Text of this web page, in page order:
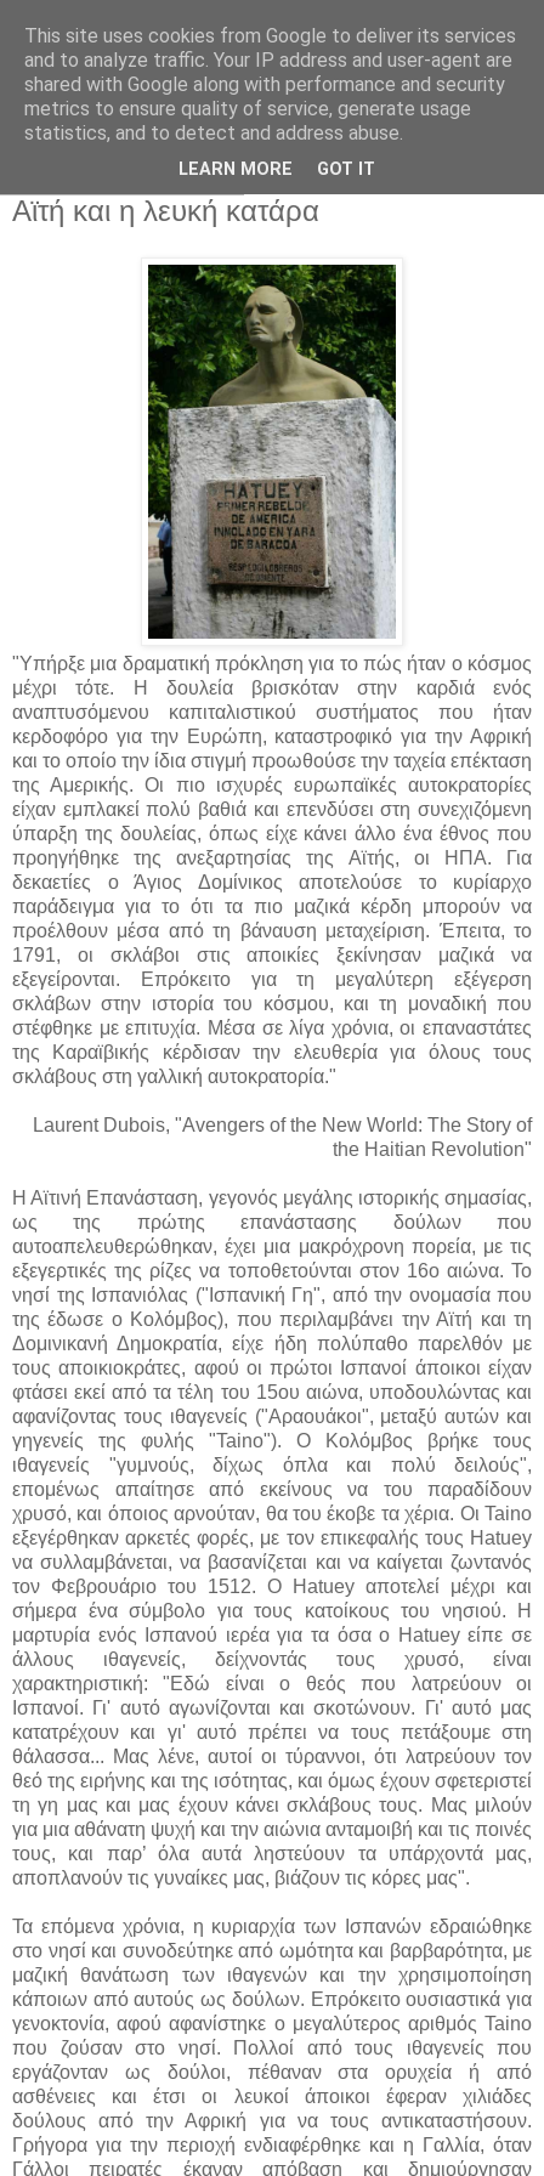
Αϊτή και η λευκή κατάρα
"Υπήρξε μια δραματική πρόκληση για το πώς ήταν ο κόσμος
μέχρι τότε. Η δουλεία βρισκόταν στην καρδιά ενός
αναπτυσόμενου καπιταλιστικού συστήματος που ήταν
κερδοφόρο για την Ευρώπη, καταστροφικό για την Αφρική
και το οποίο την ίδια στιγμή προωθούσε την ταχεία επέκταση
της Αμερικής. Οι πιο ισχυρές ευρωπαϊκές αυτοκρατορίες
είχαν εμπλακεί πολύ βαθιά και επενδύσει στη συνεχιζόμενη
ύπαρξη της δουλείας, όπως είχε κάνει άλλο ένα έθνος που
προηγήθηκε της ανεξαρτησίας της Αϊτής, οι ΗΠΑ. Για
δεκαετίες ο Άγιος Δομίνικος αποτελούσε το κυρίαρχο
παράδειγμα για το ότι τα πιο μαζικά κέρδη μπορούν να
προέλθουν μέσα από τη βάναυση μεταχείριση. Έπειτα, το
1791, οι σκλάβοι στις αποικίες ξεκίνησαν μαζικά να
εξεγείρονται. Επρόκειτο για τη μεγαλύτερη εξέγερση
σκλάβων στην ιστορία του κόσμου, και τη μοναδική που
στέφθηκε με επιτυχία. Μέσα σε λίγα χρόνια, οι επαναστάτες
της Καραϊβικής κέρδισαν την ελευθερία για όλους τους
σκλάβους στη γαλλική αυτοκρατορία."
Laurent Dubois, "Avengers of the New World: The Story of
the Haitian Revolution"
Η Αϊτινή Επανάσταση, γεγονός μεγάλης ιστορικής σημασίας,
ως της πρώτης επανάστασης δούλων που
αυτοαπελευθερώθηκαν, έχει μια μακρόχρονη πορεία, με τις
εξεγερτικές της ρίζες να τοποθετούνται στον 16ο αιώνα. Το
νησί της Ισπανιόλας ("Ισπανική Γη", από την ονομασία που
της έδωσε ο Κολόμβος), που περιλαμβάνει την Αϊτή και τη
Δομινικανή Δημοκρατία, είχε ήδη πολύπαθο παρελθόν με
τους αποικιοκράτες, αφού οι πρώτοι Ισπανοί άποικοι είχαν
φτάσει εκεί από τα τέλη του 15ου αιώνα, υποδουλώντας και
αφανίζοντας τους ιθαγενείς ("Αραουάκοι", μεταξύ αυτών και
γηγενείς της φυλής "Taino"). Ο Κολόμβος βρήκε τους
ιθαγενείς "γυμνούς, δίχως όπλα και πολύ δειλούς",
επομένως απαίτησε από εκείνους να του παραδίδουν
χρυσό, και όποιος αρνούταν, θα του έκοβε τα χέρια. Οι Taino
εξεγέρθηκαν αρκετές φορές, με τον επικεφαλής τους Hatuey
να συλλαμβάνεται, να βασανίζεται και να καίγεται ζωντανός
τον Φεβρουάριο του 1512. Ο Hatuey αποτελεί μέχρι και
σήμερα ένα σύμβολο για τους κατοίκους του νησιού. Η
μαρτυρία ενός Ισπανού ιερέα για τα όσα ο Hatuey είπε σε
άλλους ιθαγενείς, δείχνοντάς τους χρυσό, είναι
χαρακτηριστική: "Εδώ είναι ο θεός που λατρεύουν οι
Ισπανοί. Γι' αυτό αγωνίζονται και σκοτώνουν. Γι' αυτό μας
κατατρέχουν και γι' αυτό πρέπει να τους πετάξουμε στη
θάλασσα... Μας λένε, αυτοί οι τύραννοι, ότι λατρεύουν τον
θεό της ειρήνης και της ισότητας, και όμως έχουν σφετεριστεί
τη γη μας και μας έχουν κάνει σκλάβους τους. Μας μιλούν
για μια αθάνατη ψυχή και την αιώνια ανταμοιβή και τις ποινές
τους, και παρ’ όλα αυτά ληστεύουν τα υπάρχοντά μας,
αποπλανούν τις γυναίκες μας, βιάζουν τις κόρες μας".
Τα επόμενα χρόνια, η κυριαρχία των Ισπανών εδραιώθηκε
στο νησί και συνοδεύτηκε από ωμότητα και βαρβαρότητα, με
μαζική θανάτωση των ιθαγενών και την χρησιμοποίηση
κάποιων από αυτούς ως δούλων. Επρόκειτο ουσιαστικά για
γενοκτονία, αφού αφανίστηκε ο μεγαλύτερος αριθμός Taino
που ζούσαν στο νησί. Πολλοί από τους ιθαγενείς που
εργάζονταν ως δούλοι, πέθαναν στα ορυχεία ή από
ασθένειες και έτσι οι λευκοί άποικοι έφεραν χιλιάδες
δούλους από την Αφρική για να τους αντικαταστήσουν.
Γρήγορα για την περιοχή ενδιαφέρθηκε και η Γαλλία, όταν
Γάλλοι πειρατές έκαναν απόβαση και δημιούργησαν
This site uses cookies from Google to deliver its services
and to analyze traffic. Your IP address and user-agent are
shared with Google along with performance and security
metrics to ensure quality of service, generate usage
statistics, and to detect and address abuse.
LEARN MORE GOT IT